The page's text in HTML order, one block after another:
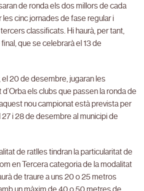
de ronda els dos millors de cada
cinc jornades de fase regular i
classificats. Hi haurà, per tant,
que se celebrarà el 13 de
20 de desembre, jugaran les
els clubs que passen la ronda de
nou campionat està prevista per
i 28 de desembre al municipi de
de ratlles tindran la particularitat de
en Tercera categoria de la modalitat
de traure a uns 20 o 25 metros
un màxim de 40 o 50 metres de